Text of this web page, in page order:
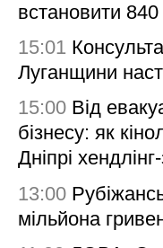
встановити 840
15:01
Луганщини
15:00 Від
бізнесу: як
Дніпрі
13:00
мільйона